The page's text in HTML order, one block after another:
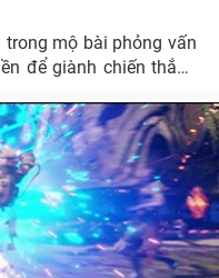
mộ bài phỏng vấn
để giành chiến thắng